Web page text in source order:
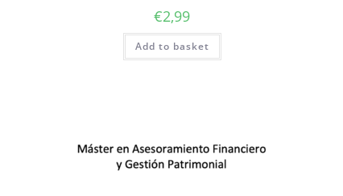
€2,99
Add to basket